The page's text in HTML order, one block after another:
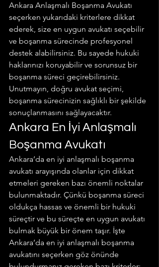
Ankara Anlaşmalı Boşanma Avukatı
seçerken yukarıdaki kriterlere dikkat
ederek, size en uygun avukatı seçebilir
ve boşanma sürecinde profesyonel
destek alabilirsiniz. Bu sayede hukuki
haklarınızı koruyabilir ve sorunsuz bir
boşanma süreci geçirebilirsiniz.
Unutmayın, doğru avukat seçimi,
boşanma sürecinizin sağlıklı bir şekilde
sonuçlanmasını sağlayacaktır.
Ankara En İyi Anlaşmalı
Boşanma Avukatı
Ankara’da en iyi anlaşmalı boşanma
avukatı arayışında olanlar için dikkat
etmeleri gereken bazı önemli noktalar
bulunmaktadır. Çünkü boşanma süreci
oldukça hassas ve önemli bir hukuki
süreçtir ve bu süreçte en uygun avukatı
bulmak büyük bir önem taşır. İşte
Ankara’da en iyi anlaşmalı boşanma
avukatını seçerken göz önünde